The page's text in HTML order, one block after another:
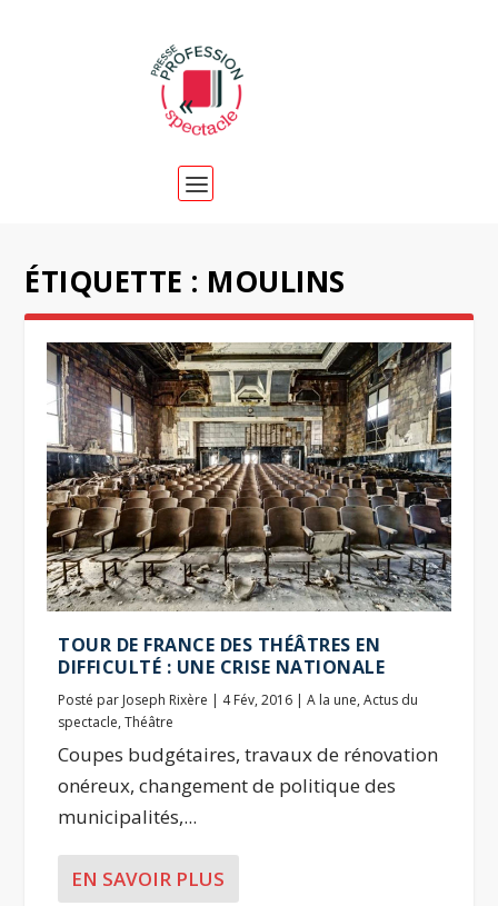
ÉTIQUETTE : MOULINS
TOUR DE FRANCE DES THÉÂTRES EN
DIFFICULTÉ : UNE CRISE NATIONALE
Posté par Joseph Rixère | 4 Fév, 2016 |A la une,Actus du
spectacle,Théâtre
Coupes budgétaires, travaux de rénovation
onéreux, changement de politique des
municipalités,...
EN SAVOIR PLUS